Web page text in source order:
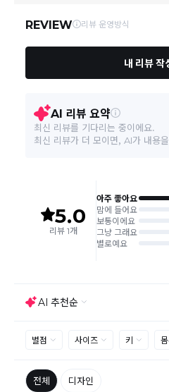
교환/반품
주문취소는 '주문접수' 상태
며, 제품배송완료일로부터
반품 불가합니다)
'구매확정' 클릭한 경우 구
내주시는경우 자동 반송됩니
(반송지: 경기도 여주시 점
바바패션 물류센터)
교환은 같은 제품의 한하여
같은 주문번호의 상품을
장 해주셔야 추가 택배비 발
맞교환은 불가능하며, 수령
신 교환상품이 배송됩니다.
사이즈 및 디자인, 색상으
담하며, 상품 확인 후 처리
(수령 후 3일 내 고객센터
교환/반품이 불가능한 경우
고객님의 귀책 사유로 상품